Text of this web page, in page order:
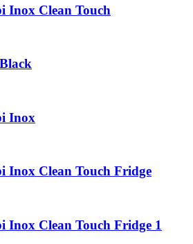
Inox Clean Touch
Inox
Inox Clean Touch Fridge
Inox Clean Touch Fridge 1